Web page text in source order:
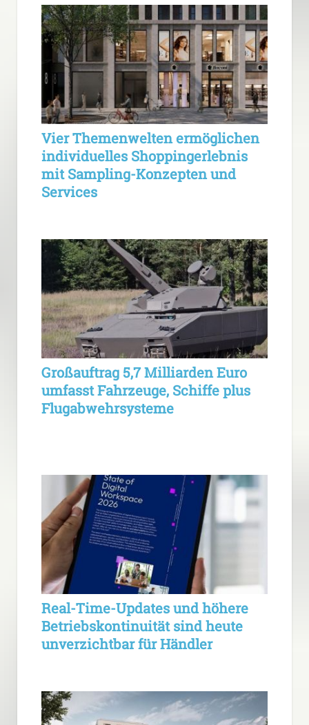
Vier Themenwelten ermöglichen
individuelles Shoppingerlebnis
mit Sampling-Konzepten und
Services
Großauftrag 5,7 Milliarden Euro
umfasst Fahrzeuge, Schiffe plus
Flugabwehrsysteme
Real-Time-Updates und höhere
Betriebskontinuität sind heute
unverzichtbar für Händler